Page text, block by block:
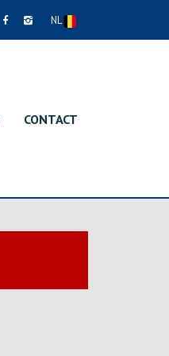
NL
CONTACT